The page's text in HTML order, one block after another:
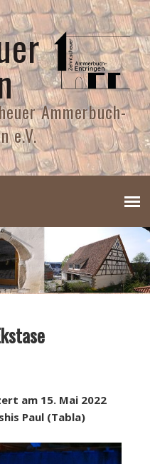
Ammerbuch-
e.V.
am 15. Mai 2022
Paul (Tabla)